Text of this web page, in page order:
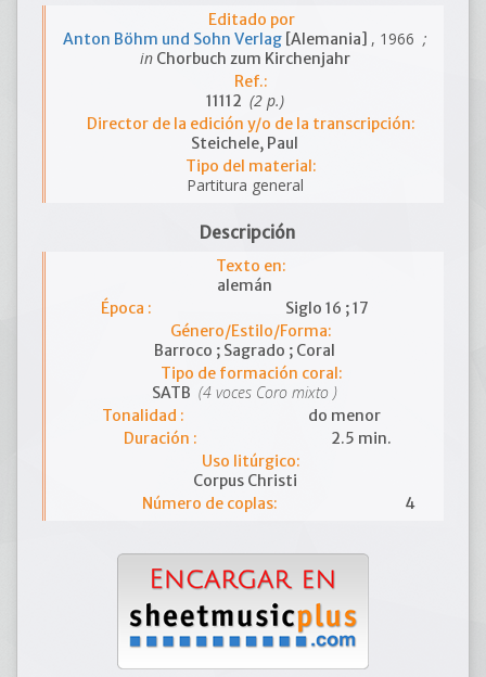
Editado por
Anton Böhm und Sohn Verlag [Alemania] , 1966 ;
inChorbuch zum Kirchenjahr
Ref.:
11112 (2 p.)
Director de la edición y/o de la transcripción:
Steichele, Paul
Tipo del material:
Partitura general
Descripción
Texto en:
alemán
Época :
Siglo 16 ; 17
Género/Estilo/Forma:
Barroco ; Sagrado ; Coral
Tipo de formación coral:
SATB (4 voces Coro mixto )
Tonalidad :
do menor
Duración :
2.5 min.
Uso litúrgico:
Corpus Christi
Número de coplas:
4